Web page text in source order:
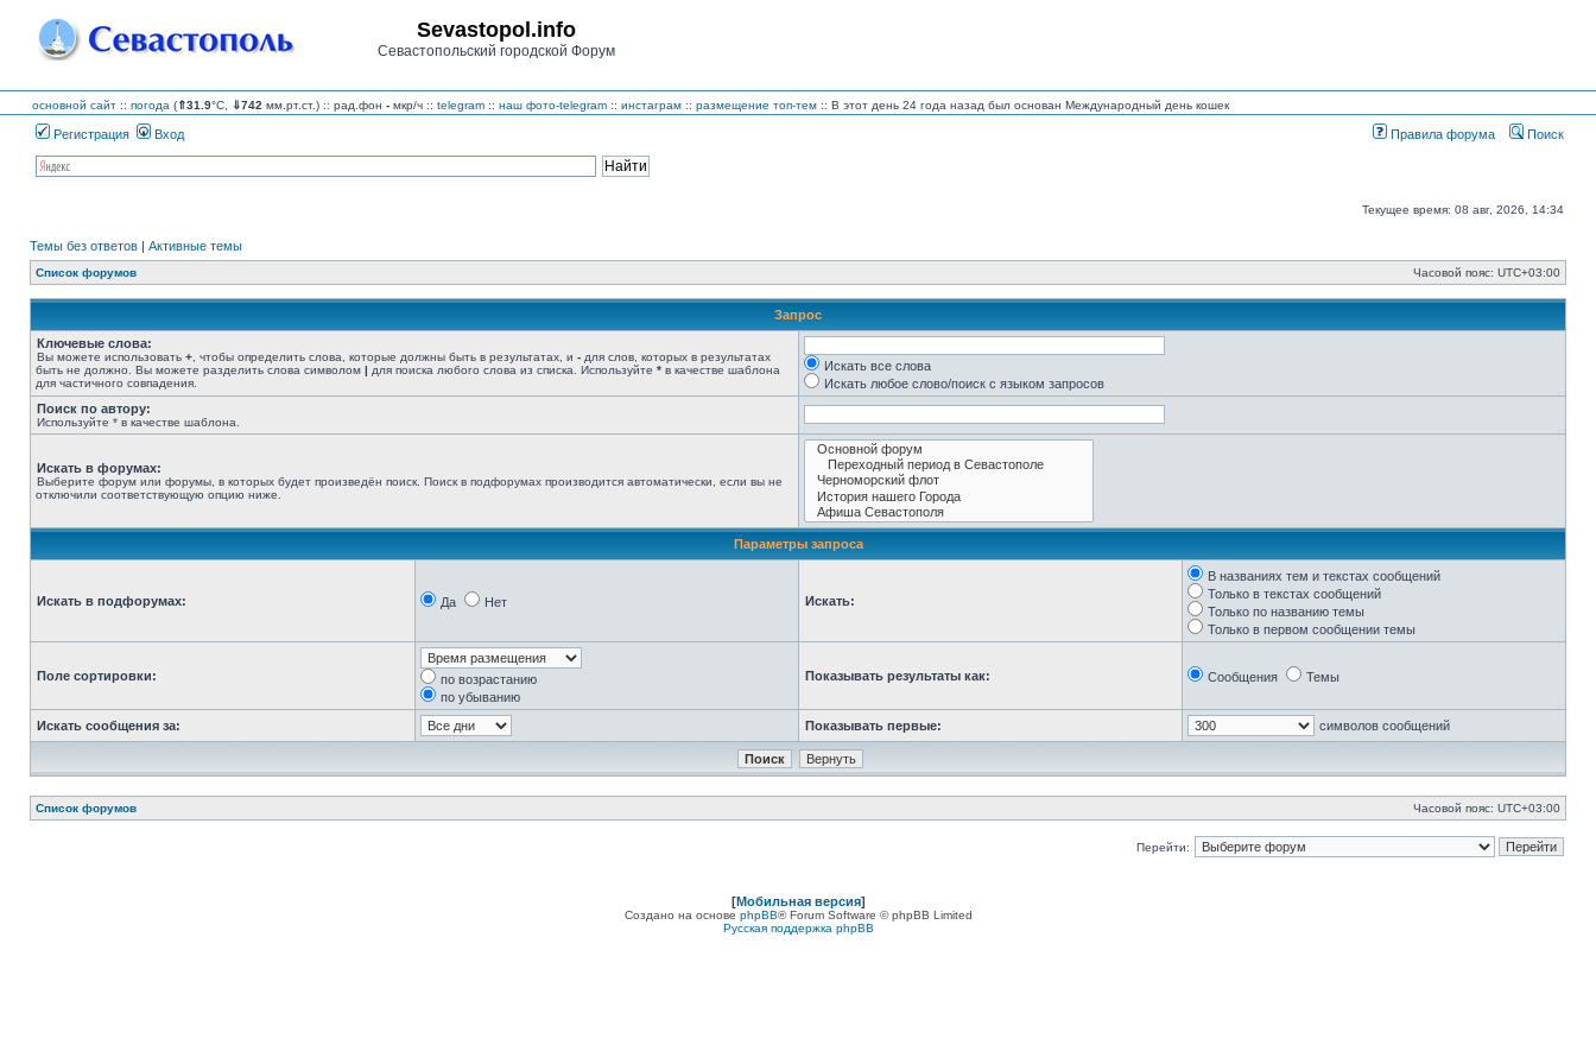
Sevastopol.info
Севастопольский городской Форум
основной сайт :: погода (⇑31.9°C, ⇓742 мм.рт.ст.) :: рад.фон - мкр/ч :: telegram :: наш фото-telegram :: инстаграм :: размещение топ-тем :: В этот день 24 года назад был основан Международный день кошек
Регистрация Вход Правила форума Поиск
Текущее время: 08 авг, 2026, 14:34
Темы без ответов | Активные темы
Список форумов Часовой пояс: UTC+03:00
Запрос
Ключевые слова:
Вы можете использовать + , чтобы определить слова, которые должны быть в результатах, и - для слов, которых в результатах
быть не должно. Вы можете разделить слова символом | для поиска любого слова из списка. Используйте * в качестве шаблона
для частичного совпадения.
Искать все слова
Искать любое слово/поиск с языком запросов
Поиск по автору:
Используйте * в качестве шаблона.
Искать в форумах:
Выберите форум или форумы, в которых будет произведён поиск. Поиск в подфорумах производится автоматически, если вы не
отключили соответствующую опцию ниже.
Параметры запроса
Искать в подфорумах: Да Нет Искать:
В названиях тем и текстах сообщений
Только в текстах сообщений
Только по названию темы
Только в первом сообщении темы
Поле сортировки:
по возрастанию
по убыванию
Показывать результаты как: Сообщения Темы
Искать сообщения за: Показывать первые: символов сообщений
Список форумов Часовой пояс: UTC+03:00
Перейти:
[Мобильная версия]
Создано на основе phpBB® Forum Software © phpBB Limited
Русская поддержка phpBB